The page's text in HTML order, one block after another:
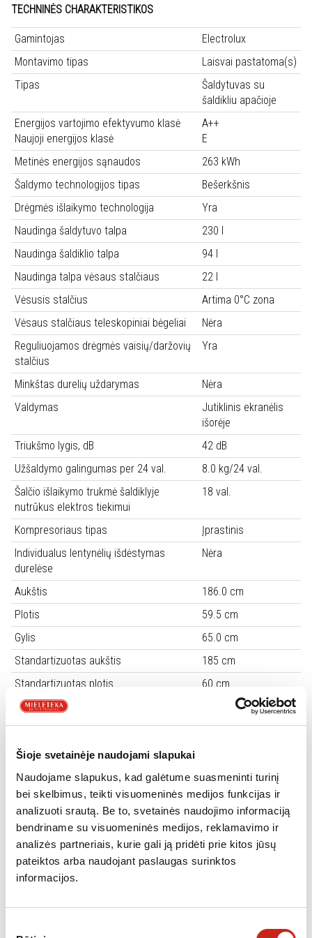
Šioje svetainėje naudojami slapukai
Naudojame slapukus, kad galėtume suasmeninti turinį
bei skelbimus, teikti visuomeninės medijos funkcijas ir
analizuoti srautą. Be to, svetainės naudojimo informaciją
bendriname su visuomeninės medijos, reklamavimo ir
analizės partneriais, kurie gali ją pridėti prie kitos jūsų
pateiktos arba naudojant paslaugas surinktos
informacijos.
TECHNINĖS CHARAKTERISTIKOS
Gamintojas
Electrolux
Montavimo tipas
Laisvai pastatoma(s)
Tipas
Šaldytuvas su
šaldikliu apačioje
Energijos vartojimo efektyvumo klasė
Naujoji energijos klasė
A++
E
Metinės energijos sąnaudos
263 kWh
Šaldymo technologijos tipas
Bešerkšnis
Drėgmės išlaikymo technologija
Yra
Naudinga šaldytuvo talpa
230 l
Naudinga šaldiklio talpa
94 l
Naudinga talpa vėsaus stalčiaus
22 l
Vėsusis stalčius
Artima 0°C zona
Vėsaus stalčiaus teleskopiniai bėgeliai
Nėra
Reguliuojamos drėgmės vaisių/daržovių
stalčius
Yra
Minkštas durelių uždarymas
Nėra
Valdymas
Jutiklinis ekranėlis
išorėje
Triukšmo lygis, dB
42 dB
Užšaldymo galingumas per 24 val.
8.0 kg/24 val.
Šalčio išlaikymo trukmė šaldiklyje
nutrūkus elektros tiekimui
18 val.
Kompresoriaus tipas
Įprastinis
Individualus lentynėlių išdėstymas
durelėse
Nėra
Aukštis
186.0 cm
Plotis
59.5 cm
Gylis
65.0 cm
Standartizuotas aukštis
185 cm
Standartizuotas plotis
60 cm
Spalva
Nerūdijančio plieno
Keičiama durų atidarymo kryptis
Yra
Šaldiklio stalčių skaičius
Durų rankena
Nėra
Ventiliatorius
Yra
Atvirų durų signalas
Nėra
Kylančios temperatūros indikatorius
Yra
Greitas vėsinimas šaldytuve
Yra